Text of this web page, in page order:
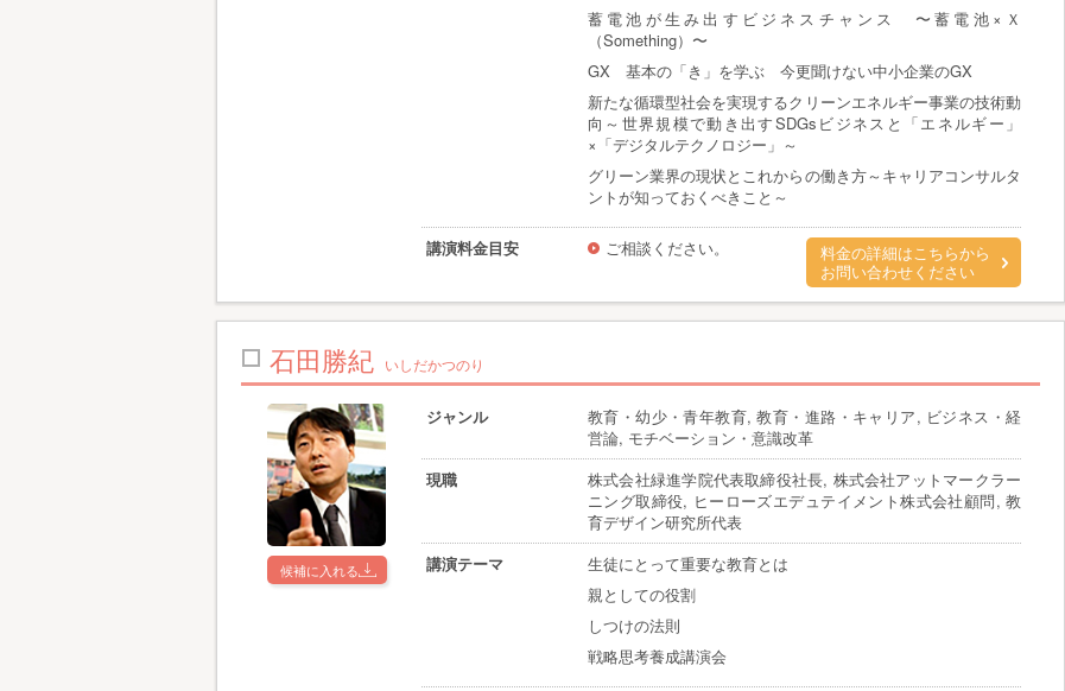
蓄電池が生み出すビジネスチャンス 〜蓄電池×Ｘ
（Something）〜
GX 基本の「き」を学ぶ 今更聞けない中小企業のGX
新たな循環型社会を実現するクリーンエネルギー事業の技術動
向～世界規模で動き出すSDGsビジネスと「エネルギー」
×「デジタルテクノロジー」～
グリーン業界の現状とこれからの働き方～キャリアコンサルタ
ントが知っておくべきこと～
講演料金目安 ご相談ください。
料金の詳細はこちらから
お問い合わせください
石田勝紀 いしだかつのり
候補に入れる
ジャンル
教育・幼少・青年教育, 教育・進路・キャリア, ビジネス・経
営論, モチベーション・意識改革
現職
株式会社緑進学院代表取締役社長, 株式会社アットマークラー
ニング取締役, ヒーローズエデュテイメント株式会社顧問, 教
育デザイン研究所代表
講演テーマ
生徒にとって重要な教育とは
親としての役割
しつけの法則
戦略思考養成講演会